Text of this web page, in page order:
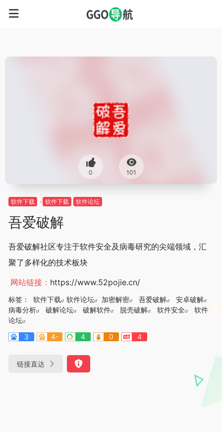
0 101
软件下载 软件下载 软件论坛
吾爱破解
吾爱破解社区专注于软件安全及病毒研究的尖端领域，汇
聚了多样化的技术板块
网站链接： https://www.52pojie.cn/
标签： 软件下载 软件论坛 加密解密 吾爱破解
安卓破解
病毒分析
破解论坛 破解软件 脱壳破解 软件安全
软件
论坛
3
4- 4 0 4
链接直达